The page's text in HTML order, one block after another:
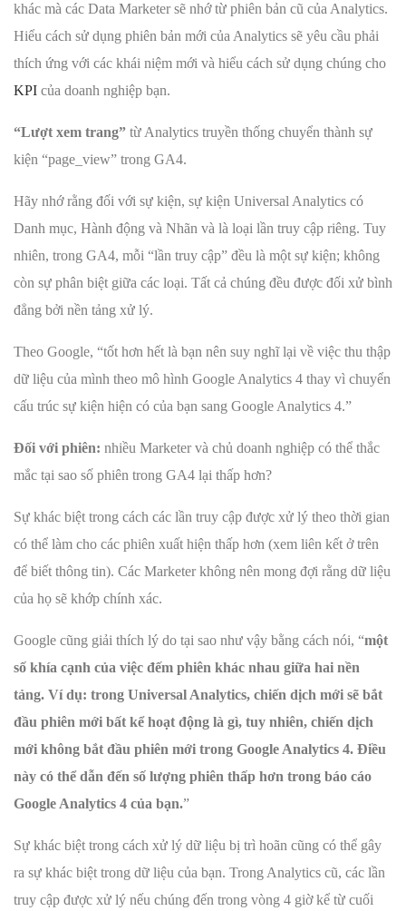
khác mà các Data Marketer sẽ nhớ từ phiên bản cũ của Analytics.
Hiểu cách sử dụng phiên bản mới của Analytics sẽ yêu cầu phải
thích ứng với các khái niệm mới và hiểu cách sử dụng chúng cho
KPI của doanh nghiệp bạn.
“Lượt xem trang” từ Analytics truyền thống chuyển thành sự
kiện “page_view” trong GA4.
Hãy nhớ rằng đối với sự kiện, sự kiện Universal Analytics có
Danh mục, Hành động và Nhãn và là loại lần truy cập riêng. Tuy
nhiên, trong GA4, mỗi “lần truy cập” đều là một sự kiện; không
còn sự phân biệt giữa các loại. Tất cả chúng đều được đối xử bình
đẳng bởi nền tảng xử lý.
Theo Google, “tốt hơn hết là bạn nên suy nghĩ lại về việc thu thập
dữ liệu của mình theo mô hình Google Analytics 4 thay vì chuyển
cấu trúc sự kiện hiện có của bạn sang Google Analytics 4.”
Đối với phiên: nhiều Marketer và chủ doanh nghiệp có thể thắc
mắc tại sao số phiên trong GA4 lại thấp hơn?
Sự khác biệt trong cách các lần truy cập được xử lý theo thời gian
có thể làm cho các phiên xuất hiện thấp hơn (xem liên kết ở trên
để biết thông tin). Các Marketer không nên mong đợi rằng dữ liệu
của họ sẽ khớp chính xác.
Google cũng giải thích lý do tại sao như vậy bằng cách nói, “một
số khía cạnh của việc đếm phiên khác nhau giữa hai nền
tảng. Ví dụ: trong Universal Analytics, chiến dịch mới sẽ bắt
đầu phiên mới bất kể hoạt động là gì, tuy nhiên, chiến dịch
mới không bắt đầu phiên mới trong Google Analytics 4. Điều
này có thể dẫn đến số lượng phiên thấp hơn trong báo cáo
Google Analytics 4 của bạn.”
Sự khác biệt trong cách xử lý dữ liệu bị trì hoãn cũng có thể gây
ra sự khác biệt trong dữ liệu của bạn. Trong Analytics cũ, các lần
truy cập được xử lý nếu chúng đến trong vòng 4 giờ kể từ cuối